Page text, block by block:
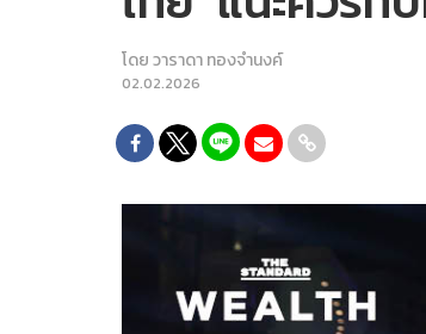
โดยวาราดา ทองจำนงค์
02.02.2026